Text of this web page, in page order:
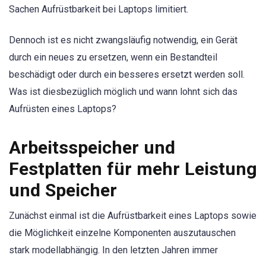
Sachen Aufrüstbarkeit bei Laptops limitiert.
Dennoch ist es nicht zwangsläufig notwendig, ein Gerät
durch ein neues zu ersetzen, wenn ein Bestandteil
beschädigt oder durch ein besseres ersetzt werden soll.
Was ist diesbezüglich möglich und wann lohnt sich das
Aufrüsten eines Laptops?
Arbeitsspeicher und
Festplatten für mehr Leistung
und Speicher
Zunächst einmal ist die Aufrüstbarkeit eines Laptops sowie
die Möglichkeit einzelne Komponenten auszutauschen
stark modellabhängig. In den letzten Jahren immer